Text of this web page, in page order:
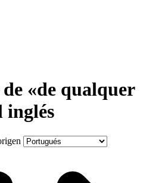
«de qualquer
inglés